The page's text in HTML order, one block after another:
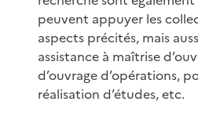
peuvent appuyer les
aspects précités, mais
assistance à maîtrise
d’ouvrage d’opérations,
réalisation d’études, etc.